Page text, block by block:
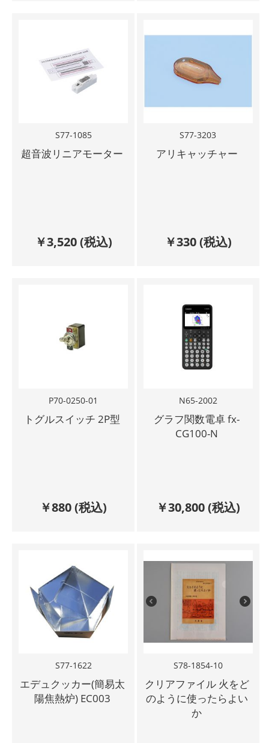
S77-1085
超音波リニアモーター
￥3,520(税込)
S77-3203
アリキャッチャー
￥330(税込)
P70-0250-01
トグルスイッチ 2P型
￥880(税込)
N65-2002
グラフ関数電卓 fx-
CG100-N
￥30,800(税込)
S77-1622
エデュクッカー(簡易太
陽焦熱炉) EC003
S78-1854-10
クリアファイル 火をど
のように使ったらよい
か